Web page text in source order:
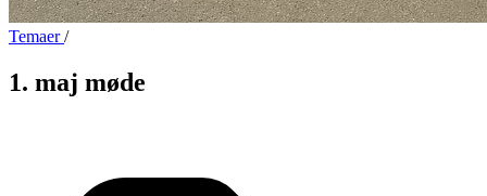
Temaer/
1. maj møde